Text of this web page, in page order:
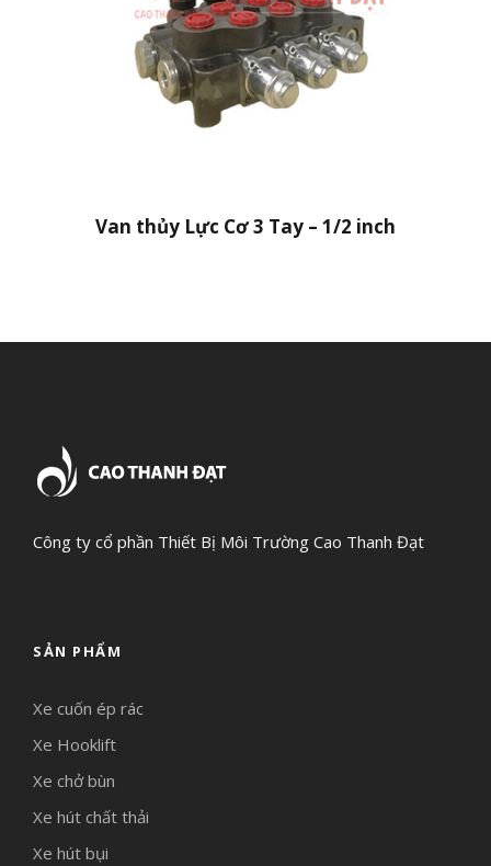
Van thủy Lực Cơ 3 Tay – 1/2 inch
Công ty cổ phần Thiết Bị Môi Trường Cao Thanh Đạt
SẢN PHẨM
Xe cuốn ép rác
Xe Hooklift
Xe chở bùn
Xe hút chất thải
Xe hút bụi